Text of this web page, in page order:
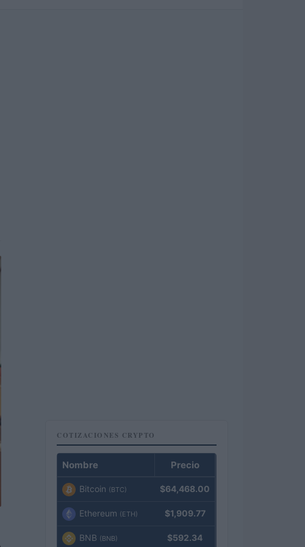
COTIZACIONES CRYPTO
Nombre Precio
Bitcoin (BTC) $64,468.00
Ethereum (ETH) $1,909.77
BNB (BNB) $592.34